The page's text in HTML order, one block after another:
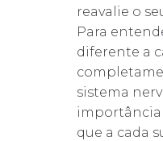
reavalie o
Para
diferente a
sistema
importância
que a cada